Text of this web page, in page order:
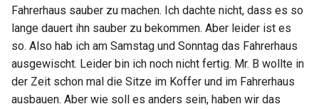
Fahrerhaus sauber zu machen. Ich dachte nicht, dass es so
lange dauert ihn sauber zu bekommen. Aber leider ist es
so. Also hab ich am Samstag und Sonntag das Fahrerhaus
ausgewischt. Leider bin ich noch nicht fertig. Mr. B wollte in
der Zeit schon mal die Sitze im Koffer und im Fahrerhaus
ausbauen. Aber wie soll es anders sein, haben wir das